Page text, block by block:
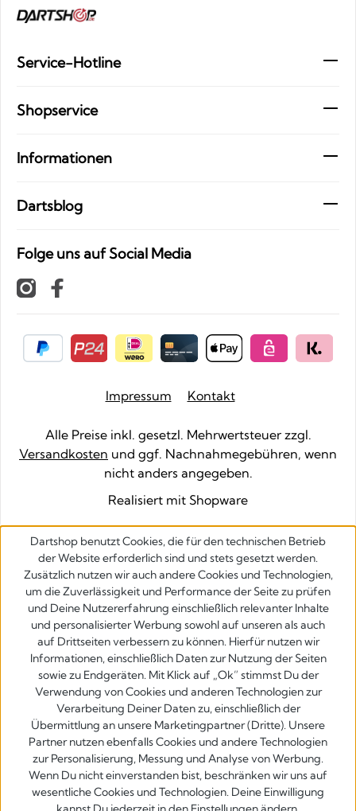
Service-Hotline
Shopservice
Informationen
Dartsblog
Folge uns auf Social Media
Impressum Kontakt
Alle Preise inkl. gesetzl. Mehrwertsteuer zzgl.
Versandkosten und ggf. Nachnahmegebühren, wenn
nicht anders angegeben.
Realisiert mit Shopware
Dartshop benutzt Cookies, die für den technischen Betrieb
der Website erforderlich sind und stets gesetzt werden.
Zusätzlich nutzen wir auch andere Cookies und Technologien,
um die Zuverlässigkeit und Performance der Seite zu prüfen
und Deine Nutzererfahrung einschließlich relevanter Inhalte
und personalisierter Werbung sowohl auf unseren als auch
auf Drittseiten verbessern zu können. Hierfür nutzen wir
Informationen, einschließlich Daten zur Nutzung der Seiten
sowie zu Endgeräten. Mit Klick auf „Ok” stimmst Du der
Verwendung von Cookies und anderen Technologien zur
Verarbeitung Deiner Daten zu, einschließlich der
Übermittlung an unsere Marketingpartner (Dritte). Unsere
Partner nutzen ebenfalls Cookies und andere Technologien
zur Personalisierung, Messung und Analyse von Werbung.
Wenn Du nicht einverstanden bist, beschränken wir uns auf
wesentliche Cookies und Technologien. Deine Einwilligung